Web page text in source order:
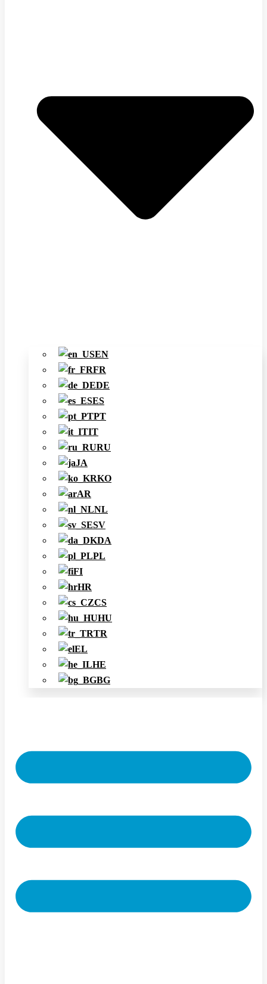
EN
FR
DE
ES
PT
IT
RU
JA
KO
AR
NL
SV
DA
PL
FI
HR
CS
HU
TR
EL
HE
BG